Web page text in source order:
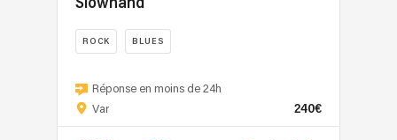
electro-
live.
vous
souhaitez
Slowhand
ROCK BLUES
pour
vos
soirées
Réponse en moins de 24h
Var
240€